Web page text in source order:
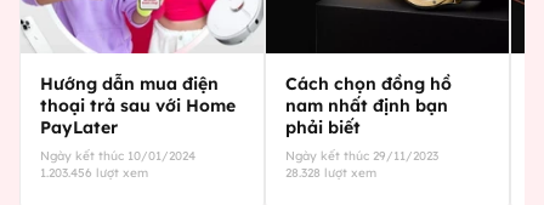
Hướng dẫn mua điện
thoại trả sau với Home
PayLater
Ngày kết thúc 10/01/2024
1.203.456 lượt xem
Cách chọn đồng hồ
nam nhất định bạn
phải biết
Ngày kết thúc 29/11/2023
28.328 lượt xem